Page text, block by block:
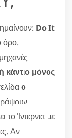
Do It
όρο.
κάντιο μόνος
ο
το Ίντερνετ με
Αν